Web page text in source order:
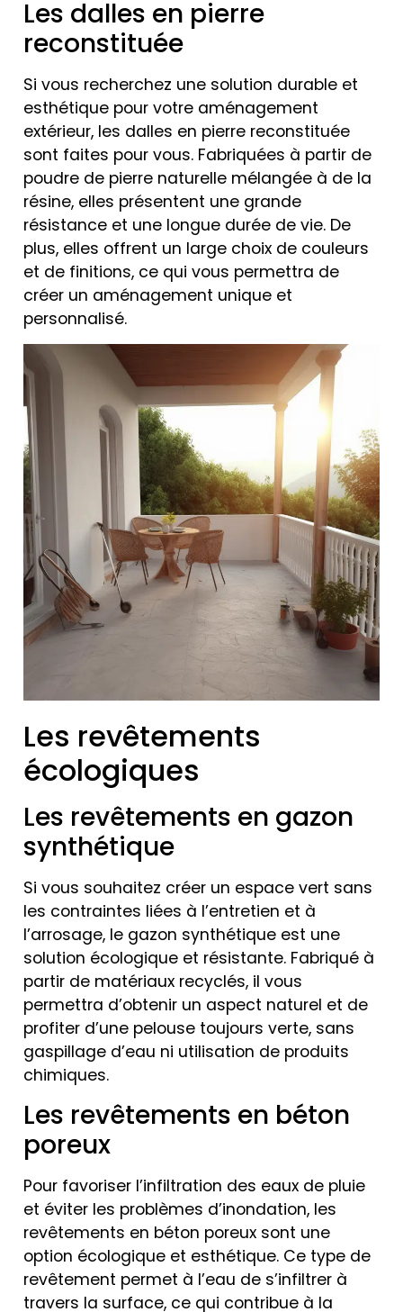
Les dalles en pierre
reconstituée
Si vous recherchez une solution durable et
esthétique pour votre aménagement
extérieur, les dalles en pierre reconstituée
sont faites pour vous. Fabriquées à partir de
poudre de pierre naturelle mélangée à de la
résine, elles présentent une grande
résistance et une longue durée de vie. De
plus, elles offrent un large choix de couleurs
et de finitions, ce qui vous permettra de
créer un aménagement unique et
personnalisé.
Les revêtements
écologiques
Les revêtements en gazon
synthétique
Si vous souhaitez créer un espace vert sans
les contraintes liées à l’entretien et à
l’arrosage, le gazon synthétique est une
solution écologique et résistante. Fabriqué à
partir de matériaux recyclés, il vous
permettra d’obtenir un aspect naturel et de
profiter d’une pelouse toujours verte, sans
gaspillage d’eau ni utilisation de produits
chimiques.
Les revêtements en béton
poreux
Pour favoriser l’infiltration des eaux de pluie
et éviter les problèmes d’inondation, les
revêtements en béton poreux sont une
option écologique et esthétique. Ce type de
revêtement permet à l’eau de s’infiltrer à
travers la surface, ce qui contribue à la